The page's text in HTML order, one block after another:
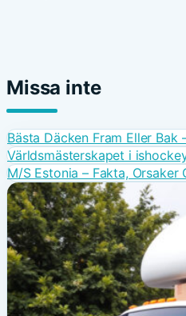
Missa inte
Bästa Däcken Fram Eller Bak
Världsmästerskapet i
M/S Estonia – Fakta, Orsaker